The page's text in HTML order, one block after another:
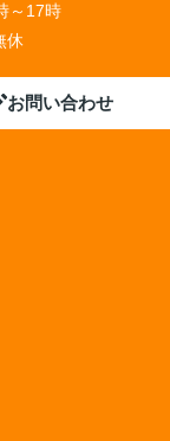
～17時
休
お問い合わせ